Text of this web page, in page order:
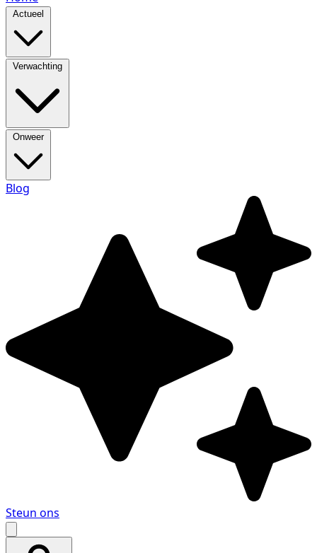
Actueel
Verwachting
Onweer
Blog
Steun ons